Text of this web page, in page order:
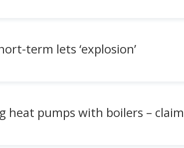
term lets ‘explosion’
heat pumps with boilers – claim